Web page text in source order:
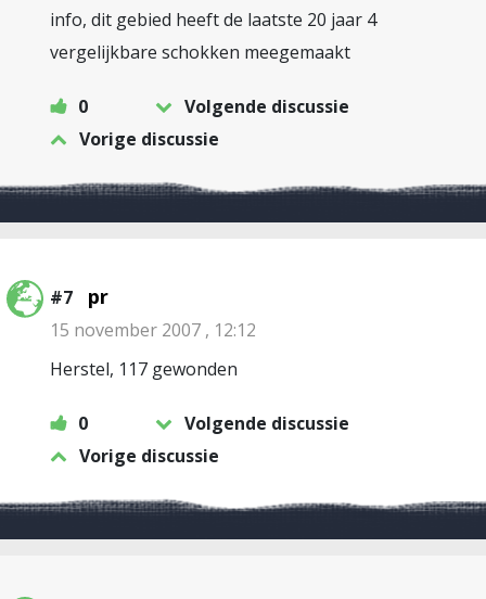
info, dit gebied heeft de laatste 20 jaar 4
vergelijkbare schokken meegemaakt
0
Volgende discussie
Vorige discussie
#7 pr
15 november 2007 , 12:12
Herstel, 117 gewonden
0
Volgende discussie
Vorige discussie